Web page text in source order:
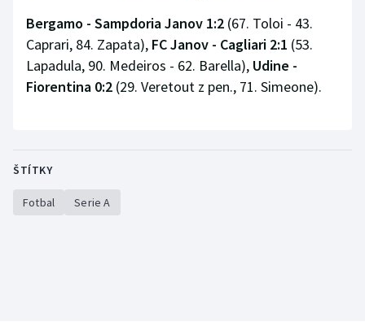
Parasport
Plavání
Ragby
Rychlobruslení
Bergamo - Sampdoria Janov 1:2 (67. Toloi - 43.
Caprari, 84. Zapata), FC Janov - Cagliari 2:1 (53.
Lapadula, 90. Medeiros - 62. Barella), Udine -
Fiorentina 0:2 (29. Veretout z pen., 71. Simeone).
ŠTÍTKY
Fotbal Serie A